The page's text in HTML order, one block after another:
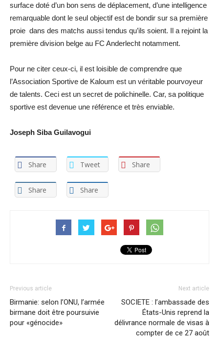
surface doté d’un bon sens de déplacement, d’une intelligence
remarquable dont le seul objectif est de bondir sur sa première
proie dans des matchs aussi tendus qu’ils soient. Il a rejoint la
première division belge au FC Anderlecht notamment.
Pour ne citer ceux-ci, il est loisible de comprendre que
l’Association Sportive de Kaloum est un véritable pourvoyeur
de talents. Ceci est un secret de polichinelle. Car, sa politique
sportive est devenue une référence et très enviable.
Joseph Siba Guilavogui
Share Tweet Share
Share Share
Previous article
Birmanie: selon l’ONU, l’armée
birmane doit être poursuivie
pour «génocide»
Next article
SOCIETE : l’ambassade des
États-Unis reprend la
délivrance normale de visas à
compter de ce 27 août